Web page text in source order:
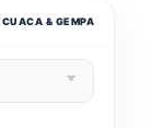
& GEMPA